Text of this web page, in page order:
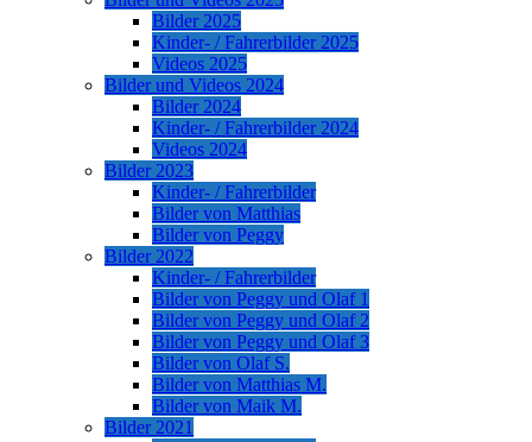
Bilder 2025
Kinder- / Fahrerbilder 2025
Videos 2025
Bilder und Videos 2024
Bilder 2024
Kinder- / Fahrerbilder 2024
Videos 2024
Bilder 2023
Kinder- / Fahrerbilder
Bilder von Matthias
Bilder von Peggy
Bilder 2022
Kinder- / Fahrerbilder
Bilder von Peggy und Olaf 1
Bilder von Peggy und Olaf 2
Bilder von Peggy und Olaf 3
Bilder von Olaf S.
Bilder von Matthias M.
Bilder von Maik M.
Bilder 2021